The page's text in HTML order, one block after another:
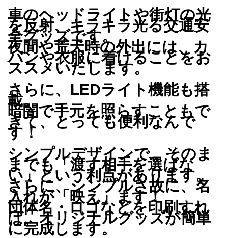
車のヘッドライトや街灯の光
を反射、キラキラ光る交通安
全グッズです。
夜間や荒天時の外出には、カ
バンや衣服に着けることをお
ススメいたします。
さらに、LEDライト機能も搭
載。
暗闇で手元を照らすこともで
きて、とっても便利なんで
す！
シンプルデザインで、そのま
までも「渡す相手を選ばな
い」という利点があります。
さらに、シンプルさ故に、名
入れが「映え」ます！
団体名・ロゴなどを印刷すれ
ば、オリジナルグッズが簡単
に完成します。